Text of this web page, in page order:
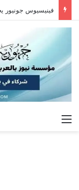
القائمة